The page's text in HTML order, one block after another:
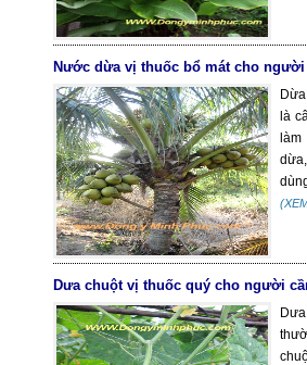
Nước dừa vị thuốc bổ mát cho
là
Dưa chuột vị thuốc quý cho người